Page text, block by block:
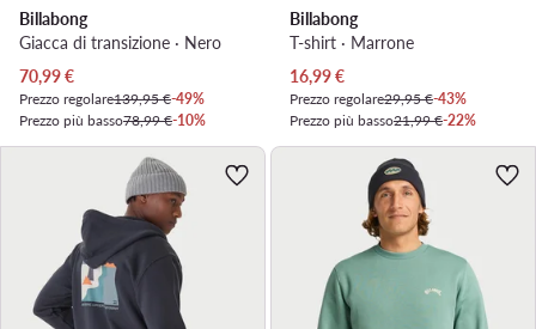
Billabong
Giacca di transizione · Nero
Prezzo attuale
70,99€
Prezzo regolare139,95 €-49%
Prezzo più basso78,99 €-10%
Billabong
T-shirt · Marrone
Prezzo attuale
16,99€
Prezzo regolare29,95 €-43%
Prezzo più basso21,99 €-22%